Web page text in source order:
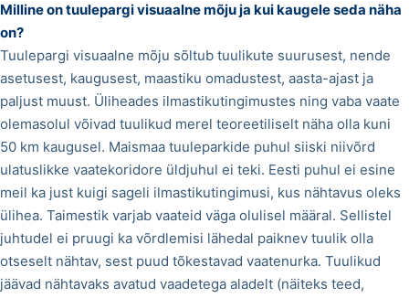
Milline on tuulepargi visuaalne mõju ja kui kaugele seda näha
on?
Tuulepargi visuaalne mõju sõltub tuulikute suurusest, nende
asetusest, kaugusest, maastiku omadustest, aasta-ajast ja
paljust muust. Üliheades ilmastikutingimustes ning vaba vaate
olemasolul võivad tuulikud merel teoreetiliselt näha olla kuni
50 km kaugusel. Maismaa tuuleparkide puhul siiski niivõrd
ulatuslikke vaatekoridore üldjuhul ei teki. Eesti puhul ei esine
meil ka just kuigi sageli ilmastikutingimusi, kus nähtavus oleks
ülihea. Taimestik varjab vaateid väga olulisel määral. Sellistel
juhtudel ei pruugi ka võrdlemisi lähedal paiknev tuulik olla
otseselt nähtav, sest puud tõkestavad vaatenurka. Tuulikud
jäävad nähtavaks avatud vaadetega aladelt (näiteks teed,